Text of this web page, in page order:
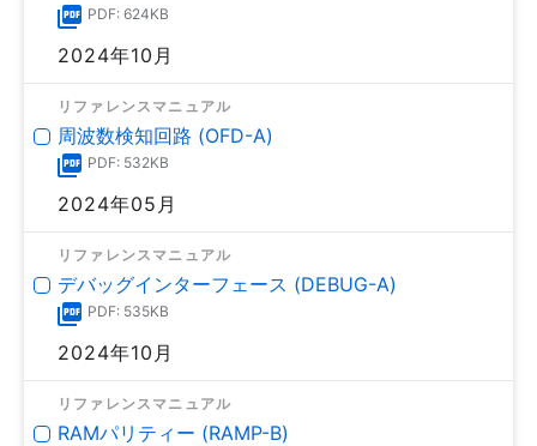
PDF: 624KB
2024年10月
リファレンスマニュアル
周波数検知回路 (OFD-A)
PDF: 532KB
2024年05月
リファレンスマニュアル
デバッグインターフェース (DEBUG-A)
PDF: 535KB
2024年10月
リファレンスマニュアル
RAMパリティー (RAMP-B)